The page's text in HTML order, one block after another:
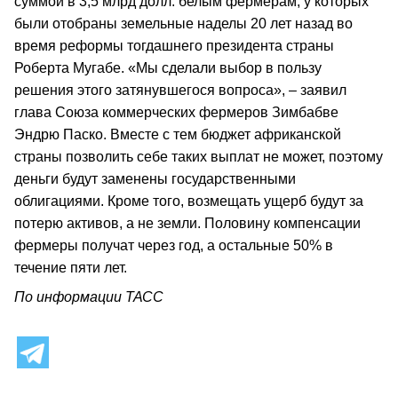
были отобраны земельные наделы 20 лет назад во
время реформы тогдашнего президента страны
Роберта Мугабе. «Мы сделали выбор в пользу
решения этого затянувшегося вопроса», – заявил
глава Союза коммерческих фермеров Зимбабве
Эндрю Паско. Вместе с тем бюджет африканской
страны позволить себе таких выплат не может, поэтому
деньги будут заменены государственными
облигациями. Кроме того, возмещать ущерб будут за
потерю активов, а не земли. Половину компенсации
фермеры получат через год, а остальные 50% в
течение пяти лет.
По информации ТАСС